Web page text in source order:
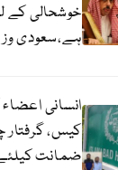
خوشحالی کے
ہے،سعودی
انسانی
کیس، گرفتار
ضمانت